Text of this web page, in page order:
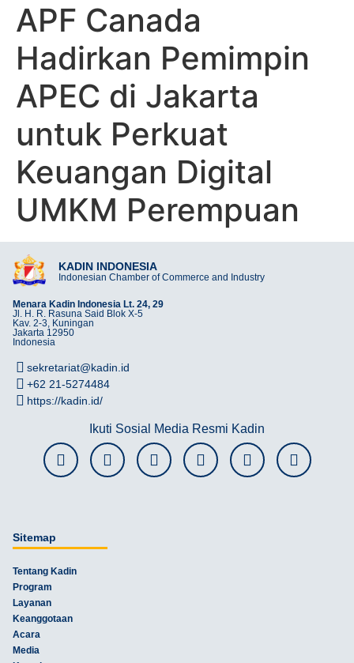
APF Canada
Hadirkan Pemimpin
APEC di Jakarta
untuk Perkuat
Keuangan Digital
UMKM Perempuan
KADIN INDONESIA
Indonesian Chamber of Commerce and Industry
Menara Kadin Indonesia Lt. 24, 29
Jl. H. R. Rasuna Said Blok X-5
Kav. 2-3, Kuningan
Jakarta 12950
Indonesia
sekretariat@kadin.id
+62 21-5274484
https://kadin.id/
Ikuti Sosial Media Resmi Kadin
Sitemap
Tentang Kadin
Program
Layanan
Keanggotaan
Acara
Media